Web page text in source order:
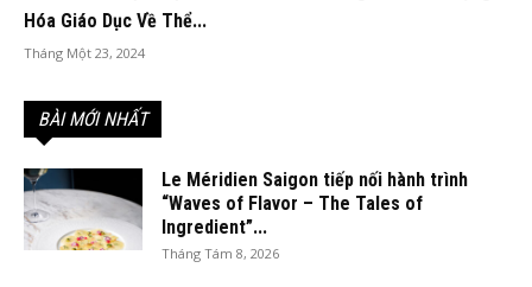
Hóa Giáo Dục Về Thể...
Tháng Một 23, 2024
BÀI MỚI NHẤT
Le Méridien Saigon tiếp nối hành trình
“Waves of Flavor – The Tales of
Ingredient”...
Tháng Tám 8, 2026